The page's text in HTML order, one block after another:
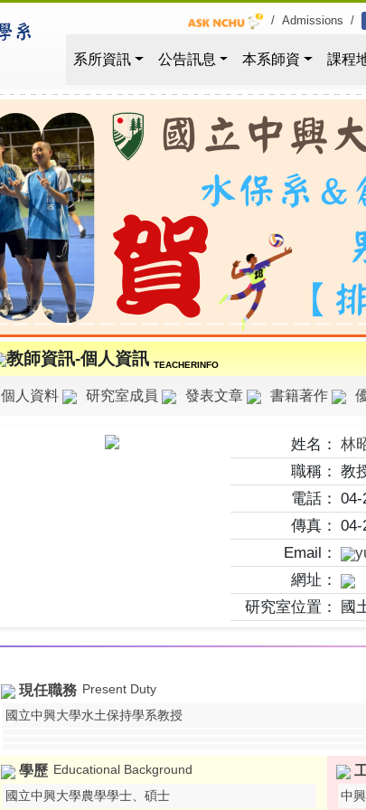
/ Admissions /
系所資訊 公告訊息 本系師資 課程
教師資訊-個人資訊 TEACHERINFO
個人資料 研究室成員 發表文章 書籍著作
姓名： 林
職稱： 教
電話： 04-
傳真： 04-
Email：
網址：
研究室位置：
國
現任職務 Present Duty
國立中興大學水土保持學系教授
學歷 Educational Background
國立中興大學農學學士、碩士
中